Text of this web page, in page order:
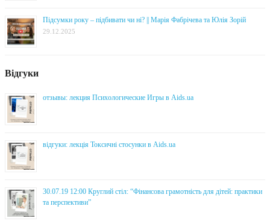
Підсумки року – підбивати чи ні? || Марія Фабрічева та Юлія Зорій
29.12.2025
Відгуки
отзывы: лекция Психологические Игры в Aids.ua
відгуки: лекція Токсичні стосунки в Aids.ua
30.07.19 12:00 Круглий стіл: “Фінансова грамотність для дітей: практики
та перспективи”